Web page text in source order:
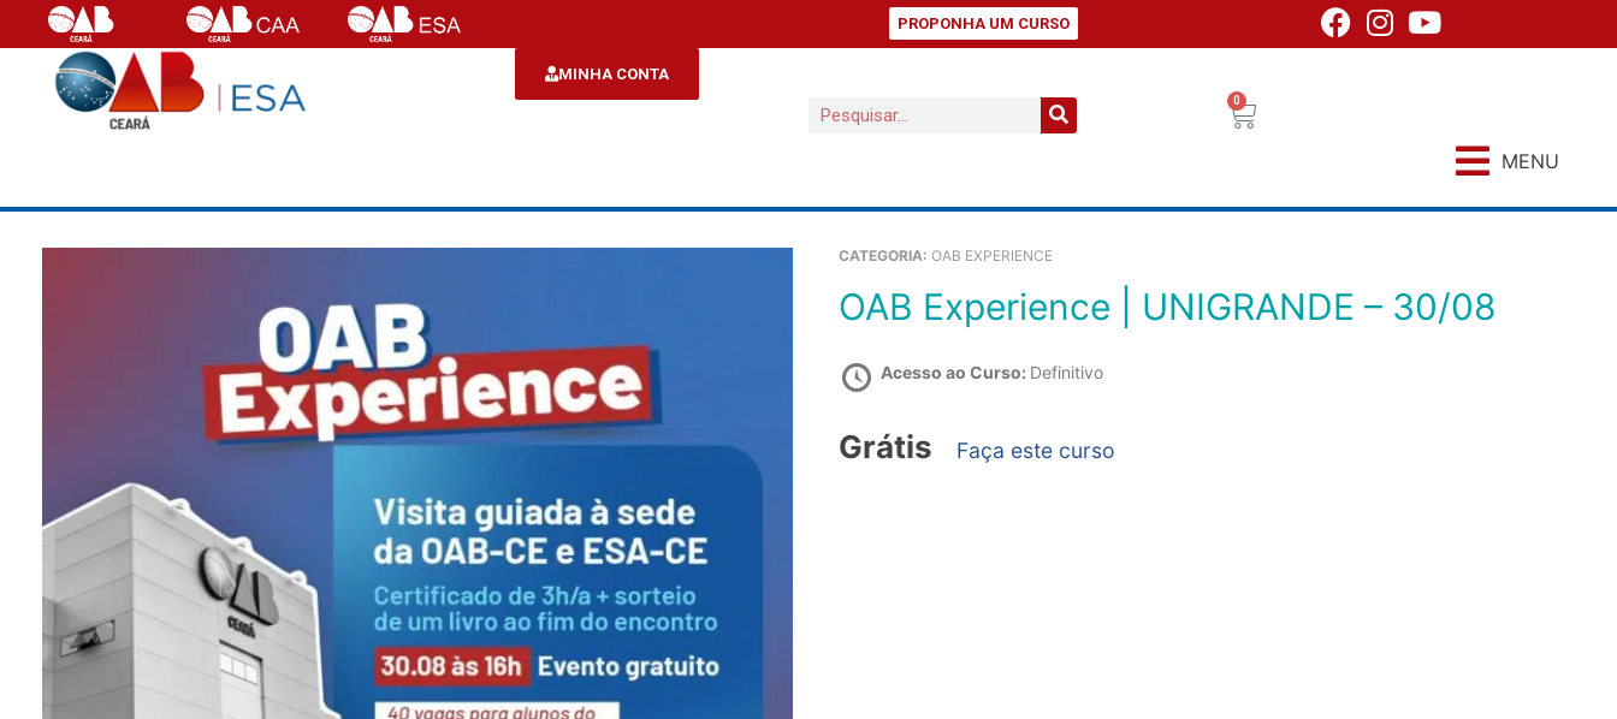
PROPONHA UM CURSO
MINHA CONTA
0
MENU
CATEGORIA:OAB EXPERIENCE
OAB Experience | UNIGRANDE – 30/08
Acesso ao Curso: Definitivo
Grátis Faça este curso